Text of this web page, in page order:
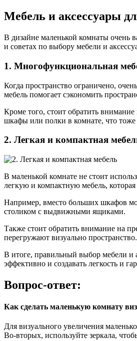
Мебель и аксессуары
В дизайне маленькой комнаты очень
и советах по выбору мебели и
1. Многофункциональная
Когда пространство ограничено,
мебель помогает сэкономить
Кроме того, стоит обратить
шкафы или полки в комнате, что тоже
2. Легкая и компактная
В маленькой комнате не стоит
легкую и компактную мебель, которая
Например, вместо больших шкафов
столиком с выдвижными ящиками.
Также стоит обратить внимание на
перегружают визуально пространство.
В итоге, правильный выбор мебели и
эффективно и создавать легкость и
Вопрос-ответ:
Как сделать маленькую комнату
Для визуального увеличения
Во-вторых, используйте зеркала,